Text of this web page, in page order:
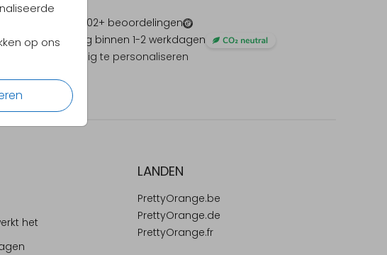
op ons
1202+ beoordelingen
Verzending binnen 1-2 werkdagen
Alles volledig te personaliseren
het
LANDEN
PrettyOrange.be
PrettyOrange.de
PrettyOrange.fr